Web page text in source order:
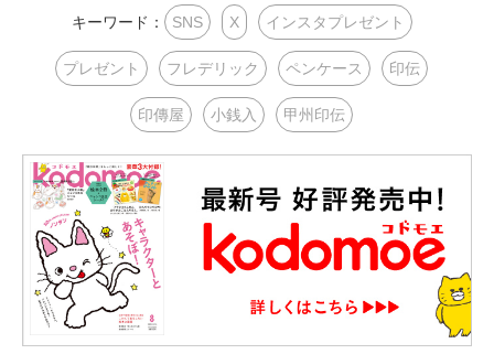
キーワード： SNS X インスタプレゼント
プレゼント フレデリック ペンケース 印伝
印傳屋 小銭入 甲州印伝